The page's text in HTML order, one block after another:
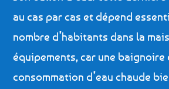
au cas par cas et dépend
nombre d’habitants dans la
équipements, car une baignoire
consommation d’eau chaude